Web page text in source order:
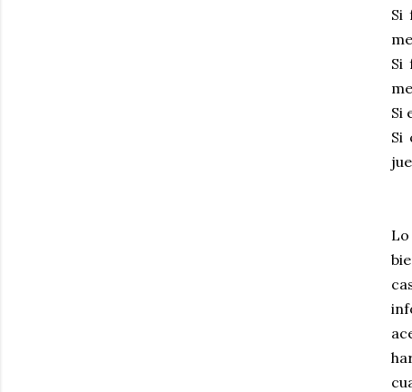
Si
Si
Si
Si